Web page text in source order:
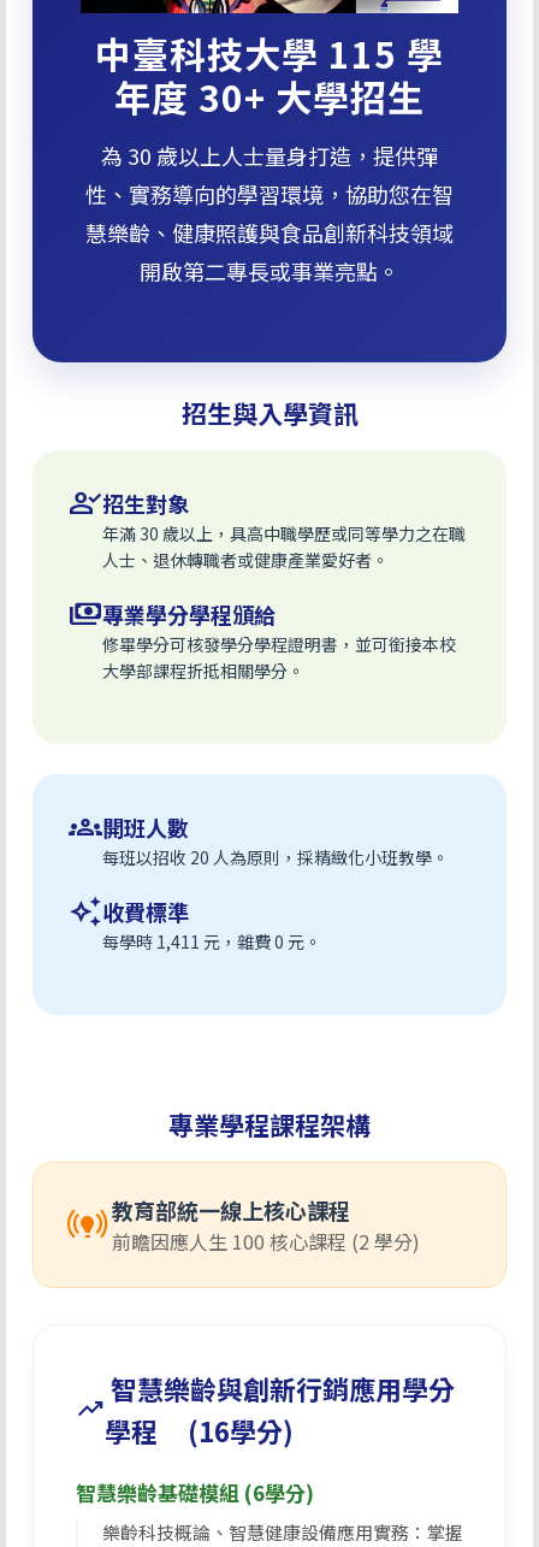
中臺科技大學 115 學
年度 30+ 大學招生
為 30 歲以上人士量身打造，提供彈
性、實務導向的學習環境，協助您在智
慧樂齡、健康照護與食品創新科技領域
開啟第二專長或事業亮點。
招生與入學資訊
person_check招生對象
年滿 30 歲以上，具高中職學歷或同等學力之在職
人士、退休轉職者或健康產業愛好者。
payments專業學分學程頒給
修畢學分可核發學分學程證明書，並可銜接本校
大學部課程折抵相關學分。
groups開班人數
每班以招收 20 人為原則，採精緻化小班教學。
auto_awesome收費標準
每學時 1,411 元，雜費 0 元。
專業學程課程架構
online_prediction教育部統一線上核心課程
前瞻因應人生 100 核心課程 (2 學分)
trending_up
智慧樂齡與創新⾏銷應⽤學分
學程 (16學分)
智慧樂齡基礎模組 (6學分)
樂齡科技概論、智慧健康設備應用實務：掌握